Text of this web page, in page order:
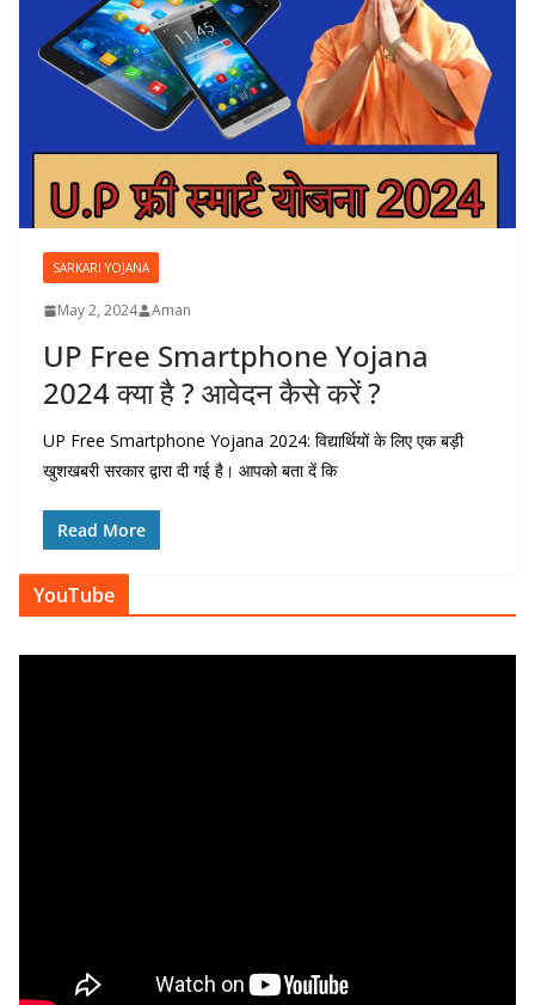
SARKARI YOJANA
May 2, 2024 Aman
UP Free Smartphone Yojana
2024 क्या है ? आवेदन कैसे करें ?
UP Free Smartphone Yojana 2024: विद्यार्थियों के लिए एक बड़ी
खुशखबरी सरकार द्वारा दी गई है। आपको बता दें कि
Read More
YouTube